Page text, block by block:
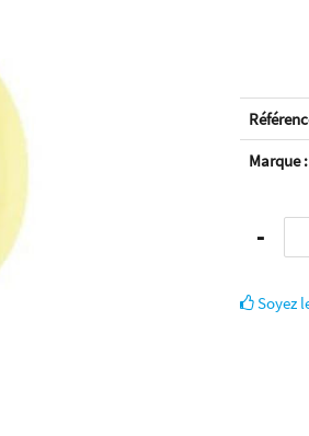
Marque :
-
Soyez